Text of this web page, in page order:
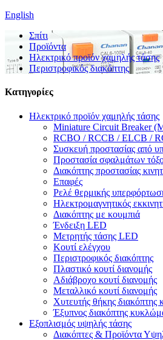
English
Σπίτι
Προϊόντα
Ηλεκτρικό προϊόν χαμηλής τάσης
Περιστροφικός διακόπτης
Κατηγορίες
Ηλεκτρικό προϊόν χαμηλής τάσης
Miniature Circuit Breaker
RCBO / RCCB / ELCB /
Συσκευή προστασίας από
Προστασία σφαλμάτων
Διακόπτης προστασίας
Επαφές
Ρελέ θερμικής
Ηλεκτρομαγνητικός
Διακόπτης με κουμπιά
Ένδειξη LED
Μετρητής τάσης LED
Κουτί ελέγχου
Περιστροφικός διακόπτης
Πλαστικό κουτί διανομής
Αδιάβροχο κουτί διανομής
Μεταλλικό κουτί διανομής
Χυτευτής θήκης
Έξυπνος διακόπτης
Εξοπλισμός υψηλής τάσης
Διακόπτες & Προϊόντα